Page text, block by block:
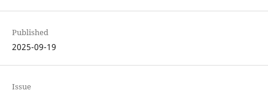
Published
2025-09-19
Issue